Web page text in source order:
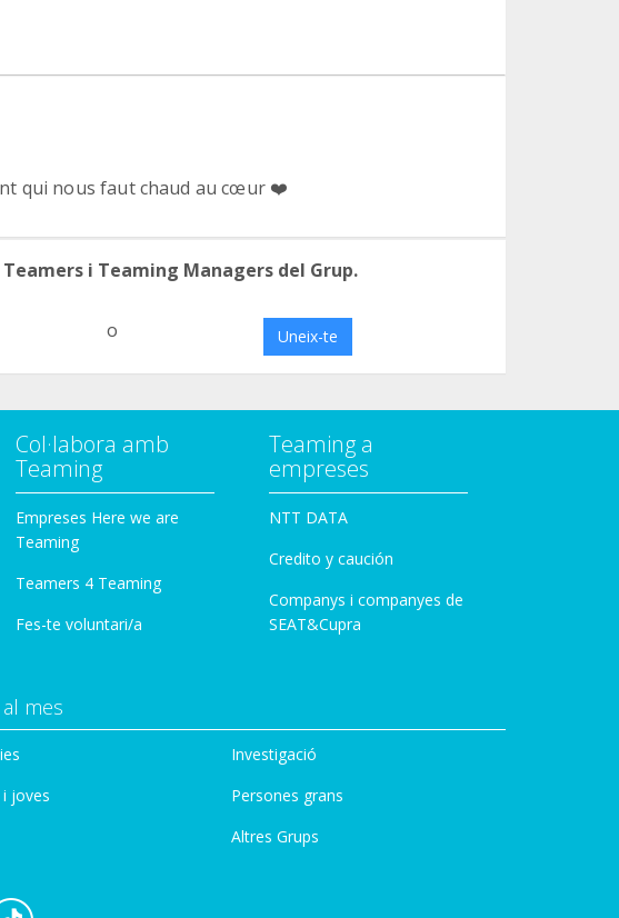
qui nous faut chaud au cœur ❤️
i Teaming Managers del Grup.
o Uneix-te
Col·labora amb
Teaming
Empreses Here we are
Teaming
Teamers 4 Teaming
Fes-te voluntari/a
Teaming a
empreses
NTT DATA
Credito y caución
Companys i companyes de
SEAT&Cupra
mes
joves
Investigació
Persones grans
Altres Grups